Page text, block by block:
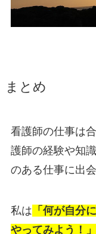
まとめ
看護師の仕事は
護師の経験や知
のある仕事に出会
私は 「何が自分
やってみよう！」